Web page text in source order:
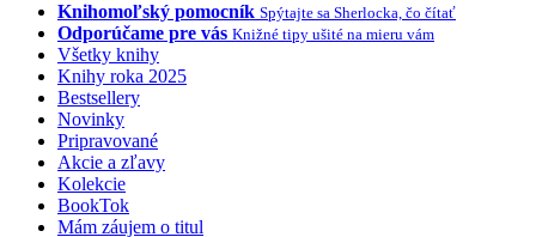
Knihomoľský pomocník Spýtajte sa Sherlocka, čo čítať
Odporúčame pre vás Knižné tipy ušité na mieru vám
Všetky knihy
Knihy roka 2025
Bestsellery
Novinky
Pripravované
Akcie a zľavy
Kolekcie
BookTok
Mám záujem o titul